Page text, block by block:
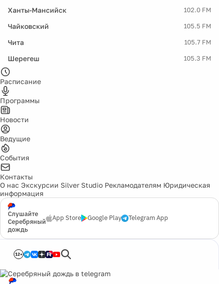
Ханты-Мансийск 102.0 FM
Чайковский 105.5 FM
Чита 105.7 FM
Шерегеш 105.3 FM
Расписание
Программы
Новости
Ведущие
События
Контакты
О нас Экскурсии Silver Studio Рекламодателям Юридическая
информация
Слушайте
Серебряный
дождь
App Store Google Play Telegram App
12+